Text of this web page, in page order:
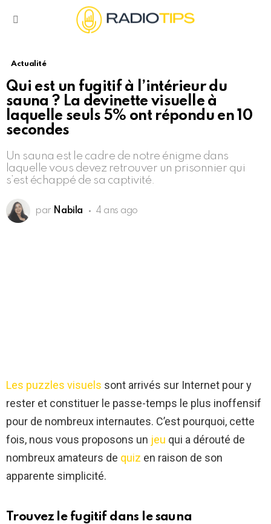
Actualité
Qui est un fugitif à l’intérieur du
sauna ? La devinette visuelle à
laquelle seuls 5% ont répondu en 10
secondes
Un sauna est le cadre de notre énigme dans
laquelle vous devez retrouver un prisonnier qui
s’est échappé de sa captivité.
par Nabila 4 ans ago
Les puzzles visuels sont arrivés sur Internet pour y
rester et constituer le passe-temps le plus inoffensif
pour de nombreux internautes. C’est pourquoi, cette
fois, nous vous proposons un jeu qui a dérouté de
nombreux amateurs de quiz en raison de son
apparente simplicité.
Trouvez le fugitif dans le sauna